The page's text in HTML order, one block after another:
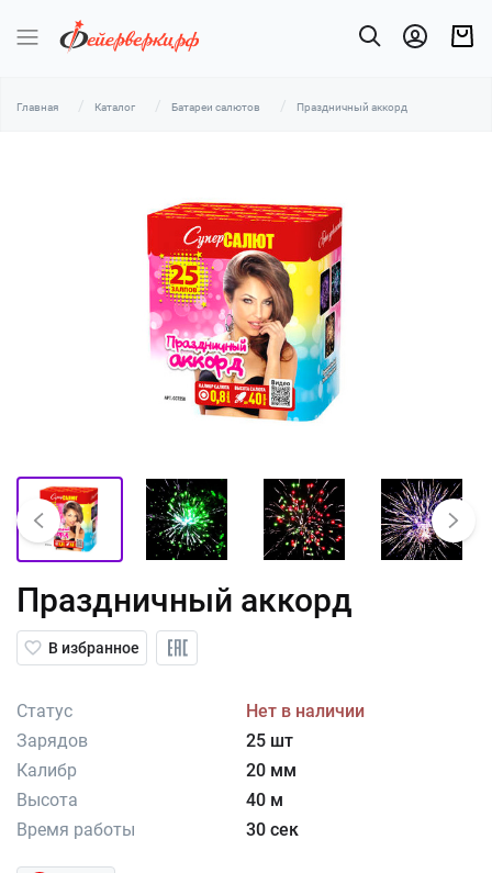
Главная Каталог Батареи салютов Праздничный аккорд
Праздничный аккорд
В избранное
Статус
Нет в наличии
Зарядов
25 шт
Калибр
20 мм
Высота
40 м
Время работы
30 сек